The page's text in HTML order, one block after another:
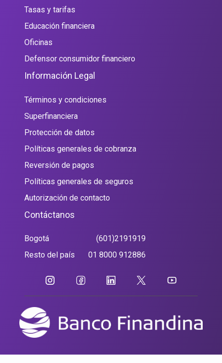
Tasas y tarifas
Educación financiera
Oficinas
Defensor consumidor financiero
Información Legal
Términos y condiciones
Superfinanciera
Protección de datos
Políticas generales de cobranza
Reversión de pagos
Políticas generales de seguros
Autorización de contacto
Contáctanos
Bogotá
(601)2191919
Resto del país
01 8000 912886